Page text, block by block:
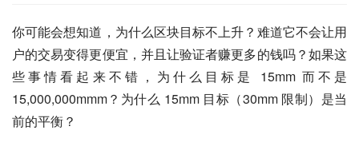
你可能会想知道，为什么区块目标不上升？难道它不会让用
户的交易变得更便宜，并且让验证者赚更多的钱吗？如果这
些事情看起来不错，为什么目标是 15mm 而不是
15,000,000mmm？为什么 15mm 目标（30mm 限制）是当
前的平衡？